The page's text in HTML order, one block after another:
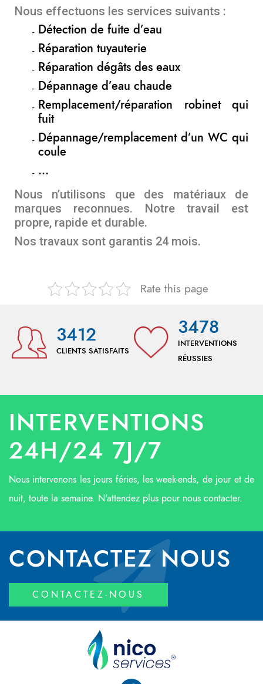
Nous effectuons les services suivants :
Détection de fuite d’eau
Réparation tuyauterie
Réparation dégâts des eaux
Dépannage d’eau chaude
Remplacement/réparation robinet qui
fuit
Dépannage/remplacement d’un WC qui
coule
…
Nous n’utilisons que des matériaux de
marques reconnues. Notre travail est
propre, rapide et durable.
Nos travaux sont garantis 24 mois.
Rate this page
3412
CLIENTS SATISFAITS
3478
INTERVENTIONS
RÉUSSIES
INTERVENTIONS
24H/24 7J/7
Nous intervenons les jours féries, les week-ends, de jour et de
nuit, toute la semaine. N'attendez plus pour nous contacter.
CONTACTEZ NOUS
CONTACTEZ-NOUS